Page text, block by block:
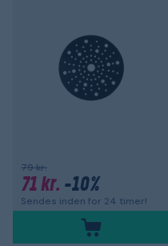
79 kr.
71 kr. -10%
Sendes inden for 24 timer!